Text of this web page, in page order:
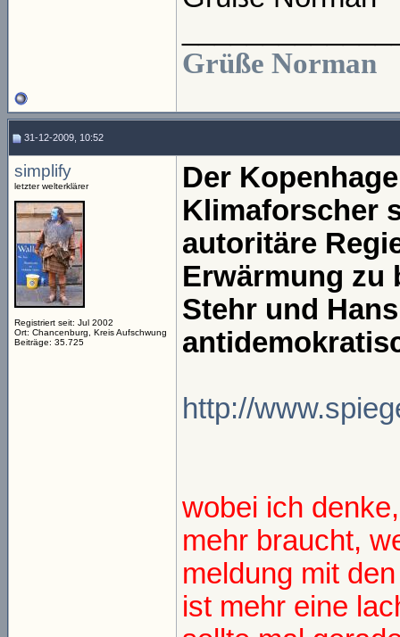
Grüße Norman
31-12-2009, 10:52
simplify
letzter welterklärer
Registriert seit: Jul 2002
Ort: Chancenburg, Kreis Aufschwung
Beiträge: 35.725
Der
Klimaforscher
autoritäre
Erwärmung zu
Stehr und
http://
wobei ich
mehr braucht,
meldung mit
ist mehr eine